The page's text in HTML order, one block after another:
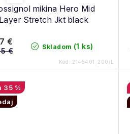
mikina Hero Mid
Layer Stretch Jkt black
Skladom (1 ks)
€
€
Kód: 2145401_200/L
35 %